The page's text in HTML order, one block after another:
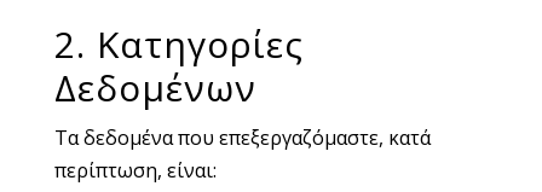
2. Κατηγορίες
Δεδομένων
Τα δεδομένα που επεξεργαζόμαστε, κατά
περίπτωση, είναι: